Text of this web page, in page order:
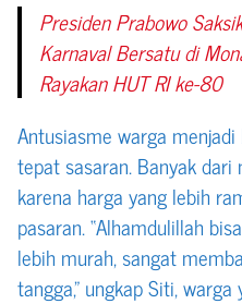
Presiden Prabowo
Karnaval Bersatu di
Rayakan HUT RI ke-80
Antusiasme warga
tepat sasaran. Banyak
karena harga yang lebih
pasaran. “Alhamdulillah
lebih murah, sangat
tangga,” ungkap Siti,